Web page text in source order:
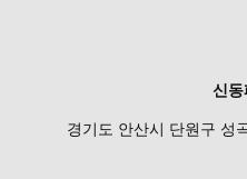
신
경기도 안산시 단원구 성